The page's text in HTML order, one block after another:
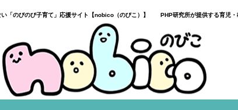
い「のびのび子育て」応援サイト【nobico（のびこ）】 PHP研究所が提供する育児・